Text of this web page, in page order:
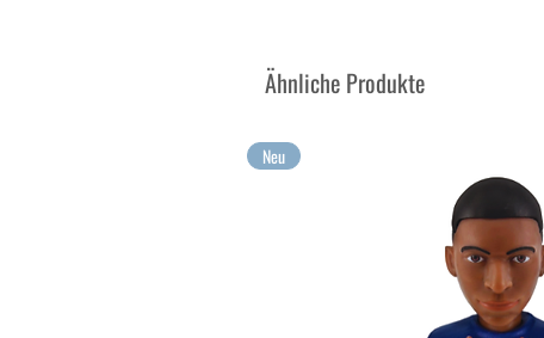
Dank ihres detailreichen Designs
problemlos auf einem Regal,
Reigns-Figuren präsentieren. Für
Roman-Reigns-Wrestlingfiguren
Ergänzung für jede WWE-
Wrestling-Fans und WWE-
Vervollständigen einer
Ähnliche Produkte
Neu